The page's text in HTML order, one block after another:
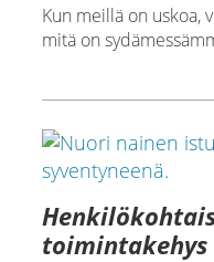
Kun meillä on uskoa,
mitä on
toimintakehys